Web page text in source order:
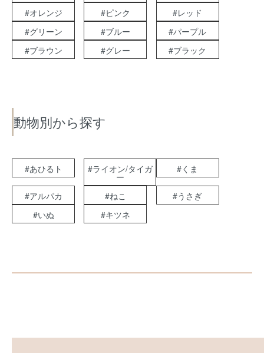
#オレンジ
#ピンク
#レッド
#グリーン
#ブルー
#パープル
#ブラウン
#グレー #ブラック
動物別から探す
#あひるト #ライオン/タイガ
ー
#くま
#アルパカ #ねこ
#うさぎ
#いぬ
#キツネ